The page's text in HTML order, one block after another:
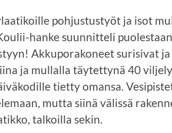
pohjustustyöt ja isot
hanke suunnitteli
Akkuporakoneet surisivat
ja mullalla täytettynä 40
tietty omansa.
mutta siinä välissä
talkoilla sekin.